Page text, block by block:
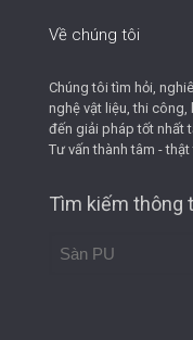
Về chúng tôi
Chúng tôi tìm hỏi,
nghệ vật liệu, thi
đến giải pháp tốt nhất
Tư vấn thành tâm - thật
Tìm kiếm thông